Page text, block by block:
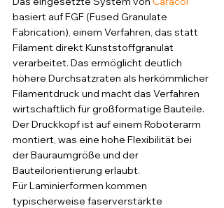
basiert auf FGF (Fused Granulate
Fabrication), einem Verfahren, das statt
Filament direkt Kunststoffgranulat
verarbeitet. Das ermöglicht deutlich
höhere Durchsatzraten als herkömmlicher
Filamentdruck und macht das Verfahren
wirtschaftlich für großformatige Bauteile.
Der Druckkopf ist auf einem Roboterarm
montiert, was eine hohe Flexibilität bei
der Bauraumgröße und der
Bauteilorientierung erlaubt.
Für Laminierformen kommen
typischerweise faserverstärkte